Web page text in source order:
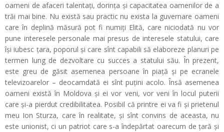
oameni de afaceri talentați, dorința și capacitatea oamenilor de a
trăi mai bine. Nu există sau practic nu exista la guvernare oameni
care în deplină măsură pot fi numiți Elită, care niciodată nu vor
pune interesele personale mai presus de interesele statului, care
își iubesc țara, poporul și care sînt capabili să elaboreze planuri pe
termen lung de dezvoltare cu succes a statului său. În prezent,
este greu de găsit asemenea persoane în piață și pe ecranele
televizoarelor – deocamdată ei sînt puțini acolo. Însă asemenea
oameni există în Moldova și ei vor veni, vor veni în locul puterii
care și-a pierdut credibilitatea. Posibil că printre ei va fi și prietenul
meu Ion Sturza, care în realitate, și sînt convins de aceasta, nu
este unionist, ci un patriot care s-a îndepărtat oarecum de țară și